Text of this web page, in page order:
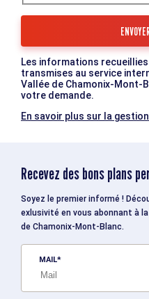
Les informations
transmises au service
Vallée de Chamonix-Mont-
votre demande.
En savoir plus sur la
Recevez des bons plans
Soyez le premier informé !
exlusivité en vous abonnant à
de Chamonix-Mont-Blanc.
MAIL